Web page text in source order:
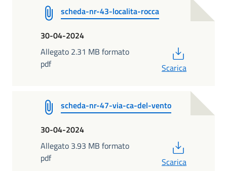
scheda-nr-43-localita-rocca
30-04-2024
Allegato 2.31 MB formato
pdf
Scarica
scheda-nr-47-via-ca-del-vento
30-04-2024
Allegato 3.93 MB formato
pdf
Scarica